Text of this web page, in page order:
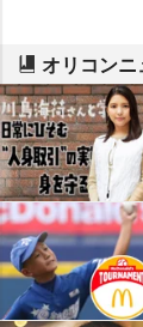
オリコン